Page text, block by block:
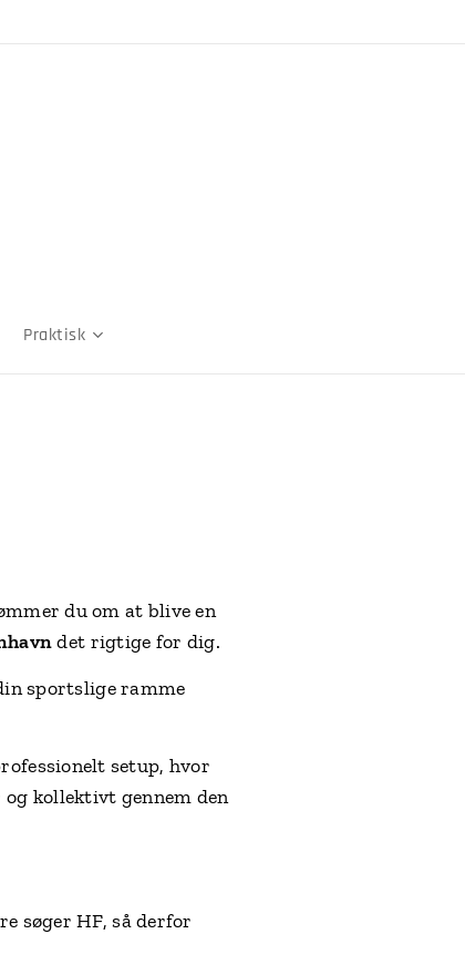
Praktisk
du om at blive en
det rigtige for dig.
sportslige ramme
setup, hvor
kollektivt gennem den
søger HF, så derfor